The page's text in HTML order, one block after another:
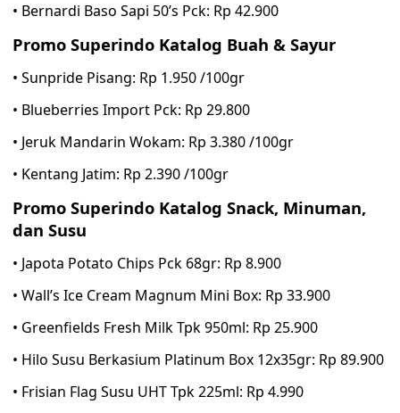
• Bernardi Baso Sapi 50’s Pck: Rp 42.900
Promo Superindo Katalog Buah & Sayur
• Sunpride Pisang: Rp 1.950 /100gr
• Blueberries Import Pck: Rp 29.800
• Jeruk Mandarin Wokam: Rp 3.380 /100gr
• Kentang Jatim: Rp 2.390 /100gr
Promo Superindo Katalog Snack, Minuman,
dan Susu
• Japota Potato Chips Pck 68gr: Rp 8.900
• Wall’s Ice Cream Magnum Mini Box: Rp 33.900
• Greenfields Fresh Milk Tpk 950ml: Rp 25.900
• Hilo Susu Berkasium Platinum Box 12x35gr: Rp 89.900
• Frisian Flag Susu UHT Tpk 225ml: Rp 4.990